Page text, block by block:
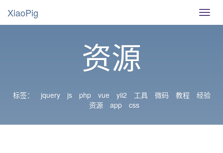
导
航
XiaoPig
资源
标签： jquery js php vue yii2 工具 微码 教程
经验
资源
app css